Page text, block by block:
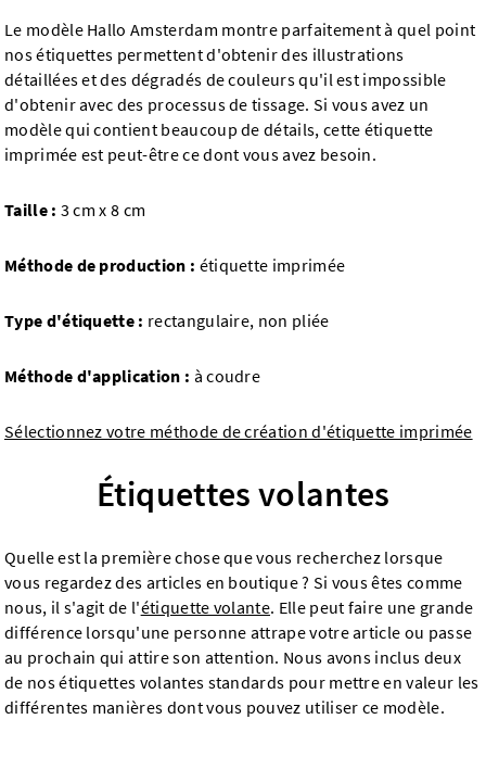
Le modèle Hallo Amsterdam montre parfaitement à quel point
nos étiquettes permettent d'obtenir des illustrations
détaillées et des dégradés de couleurs qu'il est impossible
d'obtenir avec des processus de tissage. Si vous avez un
modèle qui contient beaucoup de détails, cette étiquette
imprimée est peut-être ce dont vous avez besoin.
Taille : 3 cm x 8 cm
Méthode de production : étiquette imprimée
Type d'étiquette : rectangulaire, non pliée
Méthode d'application : à coudre
Sélectionnez votre méthode de création d'étiquette imprimée
Étiquettes volantes
Quelle est la première chose que vous recherchez lorsque
vous regardez des articles en boutique ? Si vous êtes comme
nous, il s'agit de l'étiquette volante. Elle peut faire une grande
différence lorsqu'une personne attrape votre article ou passe
au prochain qui attire son attention. Nous avons inclus deux
de nos étiquettes volantes standards pour mettre en valeur les
différentes manières dont vous pouvez utiliser ce modèle.